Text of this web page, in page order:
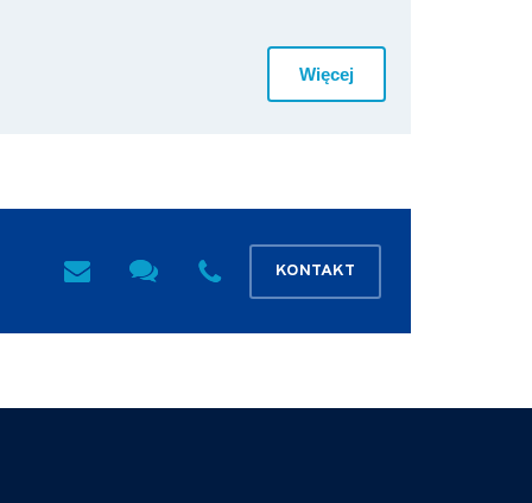
Więcej
KONTAKT